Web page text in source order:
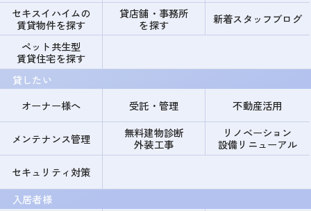
セキスイハイムの
賃貸物件を探す
貸店舗・事務所
を探す
新着スタッフブログ
ペット共生型
賃貸住宅を探す
貸したい
オーナー様へ
受託・管理 不動産活用
メンテナンス管理
無料建物診断
外装工事
リノベーション
設備リニューアル
セキュリティ対策
入居者様